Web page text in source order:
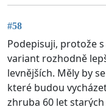
#58
Podepisuji, protože
variant rozhodně
levnějších. Měly by
které budou
zhruba 60 let